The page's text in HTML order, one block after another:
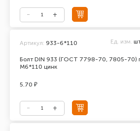
Болт DIN 933 (ГОСТ 7798-70, 7805-70)
М6*110 цинк
Артикул: 933-6*110 Ед. изм.
5.70 ₽